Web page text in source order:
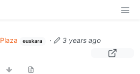
Plaza euskara · 3 years ago